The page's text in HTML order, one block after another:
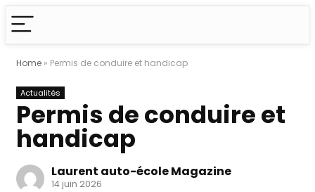
Home » Permis de conduire et handicap
Actualités
Permis de conduire et
handicap
Laurent auto-école Magazine
14 juin 2026